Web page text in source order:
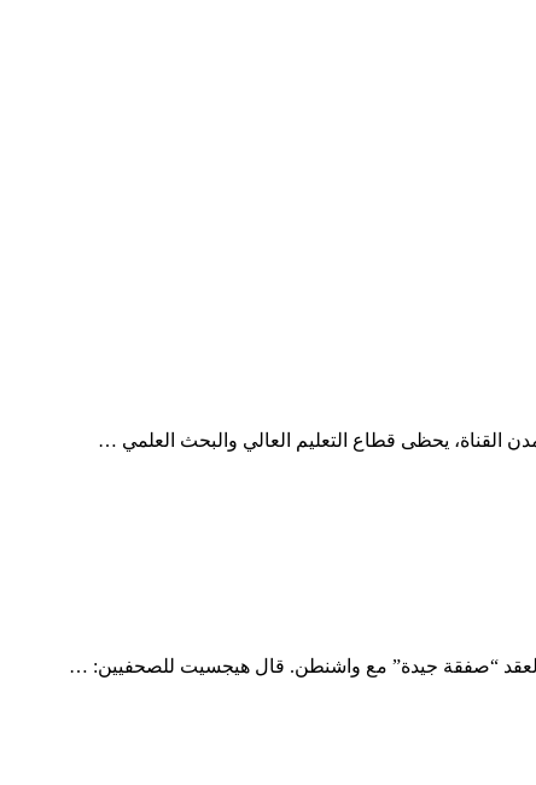
لعقد “صفقة جيدة” مع واشنطن. قال هيجسيت للصحفيين: …